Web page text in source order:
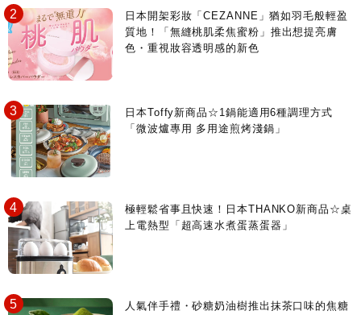
日本開架彩妝「CEZANNE」猶如羽毛般輕盈
質地！「無縫桃肌柔焦蜜粉」推出想提亮膚
色・重視妝容透明感的新色
日本Toffy新商品☆1鍋能適用6種調理方式
「微波爐專用 多用途煎烤淺鍋」
極輕鬆省事且快速！日本THANKO新商品☆桌
上電熱型「超高速水煮蛋蒸蛋器」
人氣伴手禮・砂糖奶油樹推出抹茶口味的焦糖